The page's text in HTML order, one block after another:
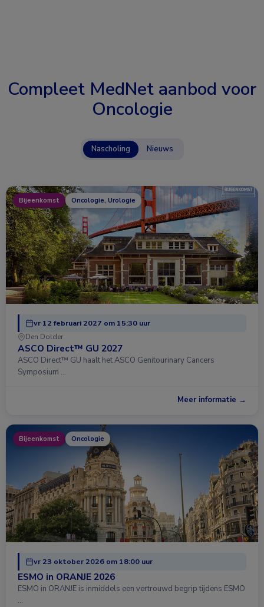
Compleet MedNet aanbod voor
Oncologie
Nascholing Nieuws
Bijeenkomst Oncologie, Urologie
vr 12 februari 2027 om 15:30 uur
Den Dolder
ASCO Direct™ GU 2027
ASCO Direct™ GU haalt het ASCO Genitourinary Cancers
Symposium …
Meer informatie →
Bijeenkomst Oncologie
vr 23 oktober 2026 om 18:00 uur
ESMO in ORANJE 2026
ESMO in ORANJE is inmiddels een vertrouwd begrip tijdens ESMO
…